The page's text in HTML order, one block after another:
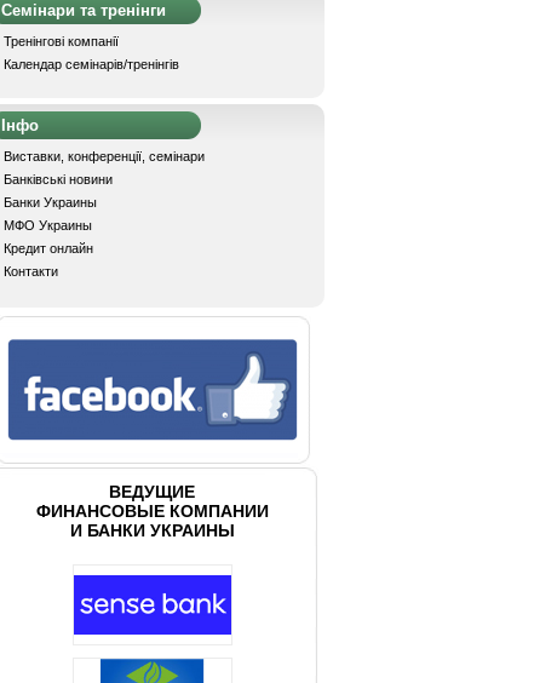
Семінари та тренінги
Тренінгові компанії
Календар семінарів/тренінгів
Інфо
Виставки, конференції, семінари
Банківські новини
Банки Украины
МФО Украины
Кредит онлайн
Контакти
ВЕДУЩИЕ
ФИНАНСОВЫЕ КОМПАНИИ
И БАНКИ УКРАИНЫ